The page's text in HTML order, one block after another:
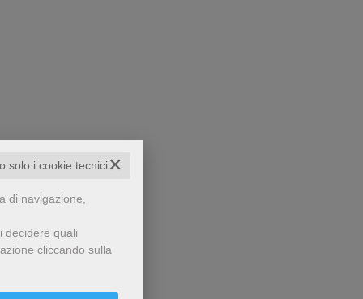
✕
solo i cookie tecnici
di navigazione,
decidere quali
cliccando sulla